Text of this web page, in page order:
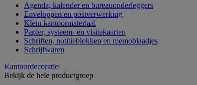
Agenda, kalender en bureauonderleggers
Enveloppen en postverwerking
Klein kantoormateriaal
Papier, systeem- en visitekaarten
Schriften, notitieblokken en memoblaadjes
Schrijfwaren
Kantoordecoratie
Bekijk de hele productgroep